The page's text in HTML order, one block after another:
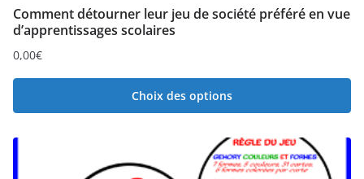
Comment détourner leur jeu de société préféré en vue
d’apprentissages scolaires
0,00€
Choix des options